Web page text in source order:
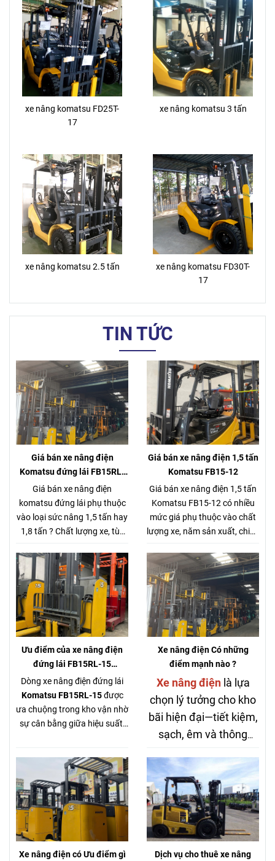
xe nâng komatsu FD25T-
17
xe nâng komatsu 3 tấn
xe nâng komatsu 2.5 tấn
xe nâng komatsu FD30T-
17
TIN TỨC
Giá bán xe nâng điện
Komatsu đứng lái FB15RL-
15
Giá bán xe nâng điện
komatsu đứng lái phụ thuộc
vào loại sức nâng 1,5 tấn hay
1,8 tấn ? Chất lượng xe, tùy
xe thực tế, vỏ xe mới hay vỏ
xe cũ, bình điện Axit chì hay
Bình điện Pin Lithium,... rất
nhiều yếu tố để quyết định giá
bán của xe nâng điện đứng
lái komatsu
Giá bán xe nâng điện 1,5 tấn
Komatsu FB15-12
Giá bán xe nâng điện 1,5 tấn
Komatsu FB15-12 có nhiều
mức giá phụ thuộc vào chất
lượng xe, năm sản xuất, chiều
nâng, tình trạng xe thế nào:
Lốp xe mới hay lốp xe cũ, ...
Ưu điểm của xe nâng điện
đứng lái FB15RL-15
KOMATSU
Dòng xe nâng điện đứng lái
Komatsu FB15RL-15được
ưa chuộng trong kho vận nhờ
sự cân bằng giữa hiệu suất,
bền, hoạt động ổn định lâu
dài, đặc biệt với xe nhập Nhật
bãi vẫn giữ chất lượng tốt.
Xe nâng điện Có những
điểm mạnh nào ?
Xe nâng điệnlà lựa
chọn lý tưởng cho kho
bãi hiện đại—tiết kiệm,
sạch, êm và thông
hướng tới vận hành lâu
dài và tối ưu chi phí,
đây gần như là “chuẩn
mới” thay thế xe nâng
dầu trong nhiều ngành.
Xe nâng điện có Ưu điểm gì
Dịch vụ cho thuê xe nâng